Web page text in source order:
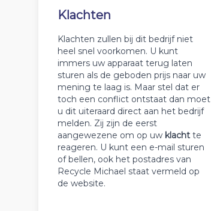
Klachten
Klachten zullen bij dit bedrijf niet
heel snel voorkomen. U kunt
immers uw apparaat terug laten
sturen als de geboden prijs naar uw
mening te laag is. Maar stel dat er
toch een conflict ontstaat dan moet
u dit uiteraard direct aan het bedrijf
melden. Zij zijn de eerst
aangewezene om op uw klacht te
reageren. U kunt een e-mail sturen
of bellen, ook het postadres van
Recycle Michael staat vermeld op
de website.